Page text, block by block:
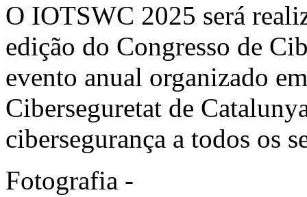
O IOTSWC 2025 será
edição do Congresso de
evento anual organizado
Ciberseguretat de
cibersegurança a todos os
Fotografia -